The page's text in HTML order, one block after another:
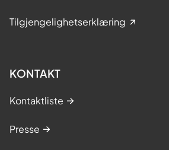
Tilgjengelighetserklæring
KONTAKT
Kontaktliste
Presse